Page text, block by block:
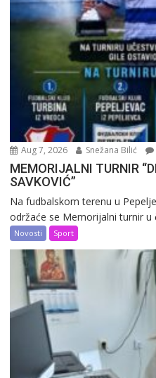
Aug 7, 2026 Snežana Bilić
MEMORIJALNI TURNIR
SAVKOVIĆ”
Na fudbalskom terenu u
održaće se Memorijalni turnir u
Novosti Sport